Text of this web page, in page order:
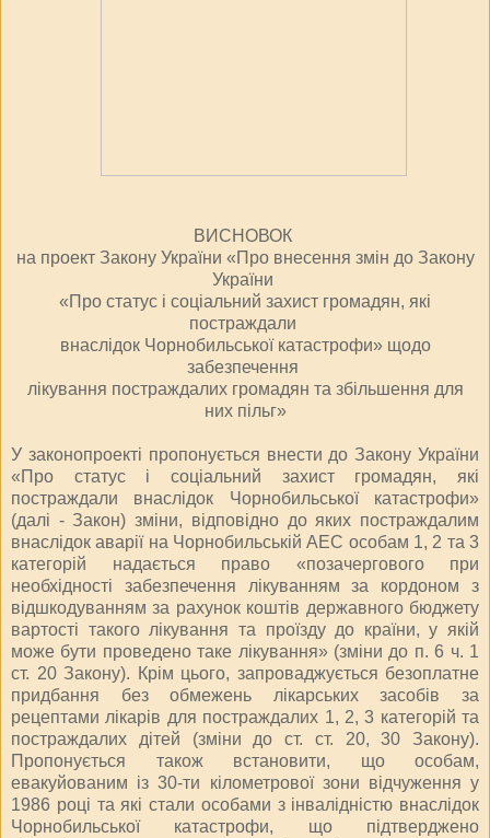
ВИСНОВОК
на проект Закону України «Про внесення змін до Закону
України
«Про статус і соціальний захист громадян, які
постраждали
внаслідок Чорнобильської катастрофи» щодо
забезпечення
лікування постраждалих громадян та збільшення для
них пільг»
У законопроекті пропонується внести до Закону України
«Про статус і соціальний захист громадян, які
постраждали внаслідок Чорнобильської катастрофи»
(далі - Закон) зміни, відповідно до яких постраждалим
внаслідок аварії на Чорнобильській АЕС особам 1, 2 та 3
категорій надається право «позачергового при
необхідності забезпечення лікуванням за кордоном з
відшкодуванням за рахунок коштів державного бюджету
вартості такого лікування та проїзду до країни, у якій
може бути проведено таке лікування» (зміни до п. 6 ч. 1
ст. 20 Закону). Крім цього, запроваджується безоплатне
придбання без обмежень лікарських засобів за
рецептами лікарів для постраждалих 1, 2, 3 категорій та
постраждалих дітей (зміни до ст. ст. 20, 30 Закону).
Пропонується також встановити, що особам,
евакуйованим із 30-ти кілометрової зони відчуження у
1986 році та які стали особами з інвалідністю внаслідок
Чорнобильської катастрофи, що підтверджено